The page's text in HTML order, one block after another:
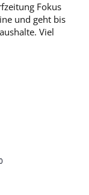
Fokus
und geht bis
Viel